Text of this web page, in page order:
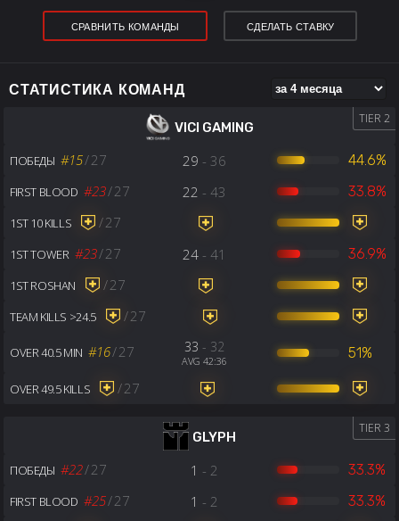
СРАВНИТЬ КОМАНДЫ СДЕЛАТЬ СТАВКУ
СТАТИСТИКА КОМАНД
VICI GAMING
TIER 2
ПОБЕДЫ #15/27 29 - 36 44.6%
FIRST BLOOD #23/27 22 - 43 33.8%
1ST 10 KILLS /27
1ST TOWER #23/27 24- 41 36.9%
1ST ROSHAN /27
TEAM KILLS >24.5 /27
OVER 40.5 MIN #16/27 33 - 32
AVG 42:36 51%
OVER 49.5 KILLS /27
GLYPH
TIER 3
ПОБЕДЫ #22/27 1 - 2 33.3%
FIRST BLOOD #25/27 1 - 2 33.3%